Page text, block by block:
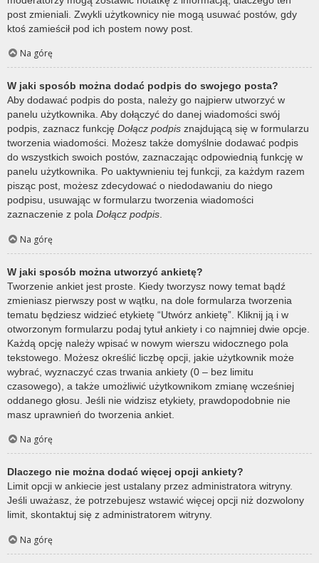
post zmieniali. Zwykli użytkownicy nie mogą usuwać postów, gdy
ktoś zamieścił pod ich postem nowy post.
Na górę
W jaki sposób można dodać podpis do swojego posta?
Aby dodawać podpis do posta, należy go najpierw utworzyć w
panelu użytkownika. Aby dołączyć do danej wiadomości swój
podpis, zaznacz funkcję Dołącz podpis znajdującą się w formularzu
tworzenia wiadomości. Możesz także domyślnie dodawać podpis
do wszystkich swoich postów, zaznaczając odpowiednią funkcję w
panelu użytkownika. Po uaktywnieniu tej funkcji, za każdym razem
pisząc post, możesz zdecydować o niedodawaniu do niego
podpisu, usuwając w formularzu tworzenia wiadomości
zaznaczenie z pola Dołącz podpis.
Na górę
W jaki sposób można utworzyć ankietę?
Tworzenie ankiet jest proste. Kiedy tworzysz nowy temat bądź
zmieniasz pierwszy post w wątku, na dole formularza tworzenia
tematu będziesz widzieć etykietę “Utwórz ankietę”. Kliknij ją i w
otworzonym formularzu podaj tytuł ankiety i co najmniej dwie opcje.
Każdą opcję należy wpisać w nowym wierszu widocznego pola
tekstowego. Możesz określić liczbę opcji, jakie użytkownik może
wybrać, wyznaczyć czas trwania ankiety (0 – bez limitu
czasowego), a także umożliwić użytkownikom zmianę wcześniej
oddanego głosu. Jeśli nie widzisz etykiety, prawdopodobnie nie
masz uprawnień do tworzenia ankiet.
Na górę
Dlaczego nie można dodać więcej opcji ankiety?
Limit opcji w ankiecie jest ustalany przez administratora witryny.
Jeśli uważasz, że potrzebujesz wstawić więcej opcji niż dozwolony
limit, skontaktuj się z administratorem witryny.
Na górę